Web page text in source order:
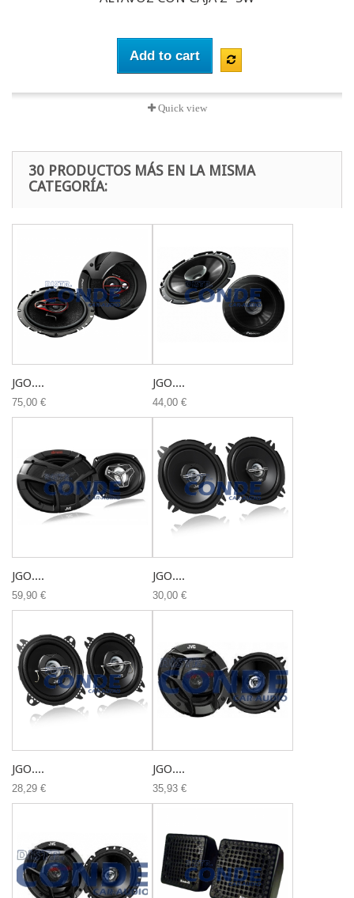
Add to cart
Quick view
30 PRODUCTOS MÁS EN LA MISMA
CATEGORÍA:
JGO....
75,00 €
JGO....
44,00 €
JGO....
59,90 €
JGO....
30,00 €
JGO....
28,29 €
JGO....
35,93 €